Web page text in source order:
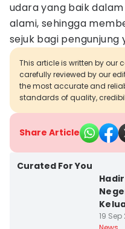
udara yang baik
alami, sehingga
sejuk bagi pengunjung
This article is written by our
carefully reviewed by our
the most accurate and
standards of quality,
Share Article
Curated For You
19 Sep